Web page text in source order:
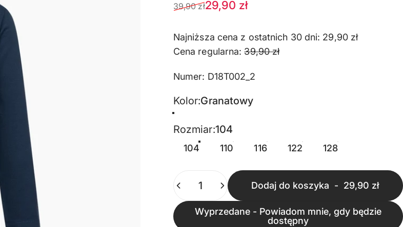
Cena sprzedaży
29,90 zł
Normalna cena
39,90 zł
Najniższa cena z ostatnich 30 dni: 29,90 zł
Cena regularna:39,90 zł
Numer: D18T002_2
Kolor
Kolor:Granatowy
Rozmiar
Rozmiar:104
104 110 116 122 128
Dodaj do koszyka - 29,90 zł
Wyprzedane - Powiadom mnie, gdy będzie
dostępny